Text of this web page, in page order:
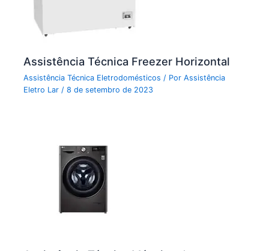
Assistência Técnica Freezer Horizontal
Assistência Técnica Eletrodomésticos / PorAssistência
Eletro Lar/8 de setembro de 2023